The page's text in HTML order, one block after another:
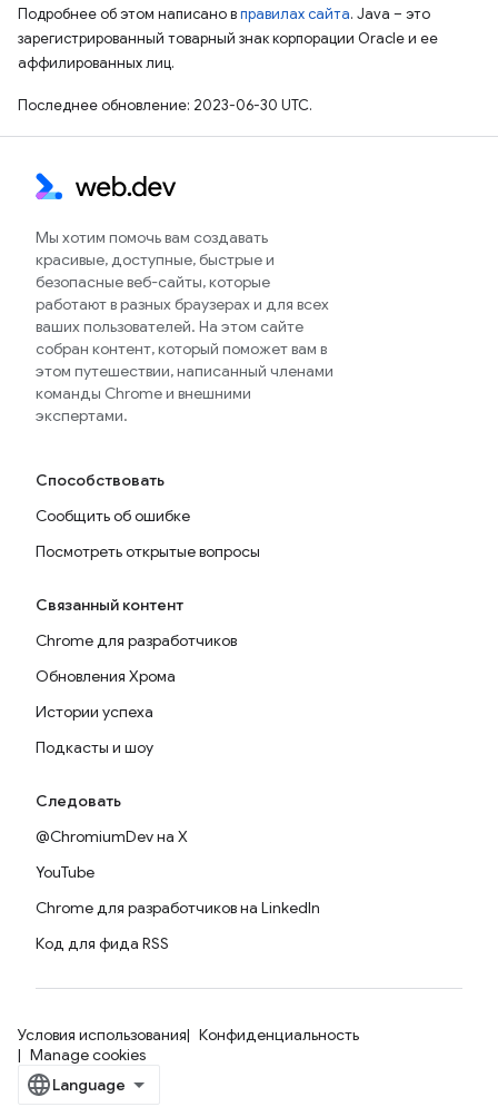
Подробнее об этом написано вправилах сайта. Java – это
зарегистрированный товарный знак корпорации Oracle и ее
аффилированных лиц.
Последнее обновление: 2023-06-30 UTC.
Мы хотим помочь вам создавать
красивые, доступные, быстрые и
безопасные веб-сайты, которые
работают в разных браузерах и для всех
ваших пользователей. На этом сайте
собран контент, который поможет вам в
этом путешествии, написанный членами
команды Chrome и внешними
экспертами.
Способствовать
Сообщить об ошибке
Посмотреть открытые вопросы
Связанный контент
Chrome для разработчиков
Обновления Хрома
Истории успеха
Подкасты и шоу
Следовать
@ChromiumDev на X
YouTube
Chrome для разработчиков на LinkedIn
Код для фида RSS
Условия использования
Конфиденциальность
Manage cookies